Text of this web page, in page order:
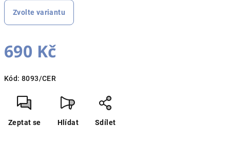
Zvolte variantu
690 Kč
cena:
Kód: 8093/CER
Zeptat se Hlídat Sdílet